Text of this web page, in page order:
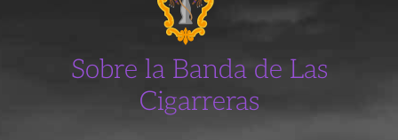
Sobre la Banda de Las
Cigarreras